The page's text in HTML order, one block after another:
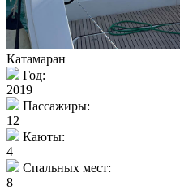
Катамаран
Год:
2019
Пассажиры:
12
Каюты:
4
Спальных мест:
8